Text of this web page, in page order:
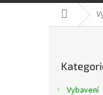
Domů
kategorie
Vybavení